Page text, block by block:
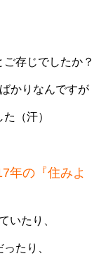
存じでしたか？
かりなんですが
（汗）
年の『住みよ
いたり、
たり、